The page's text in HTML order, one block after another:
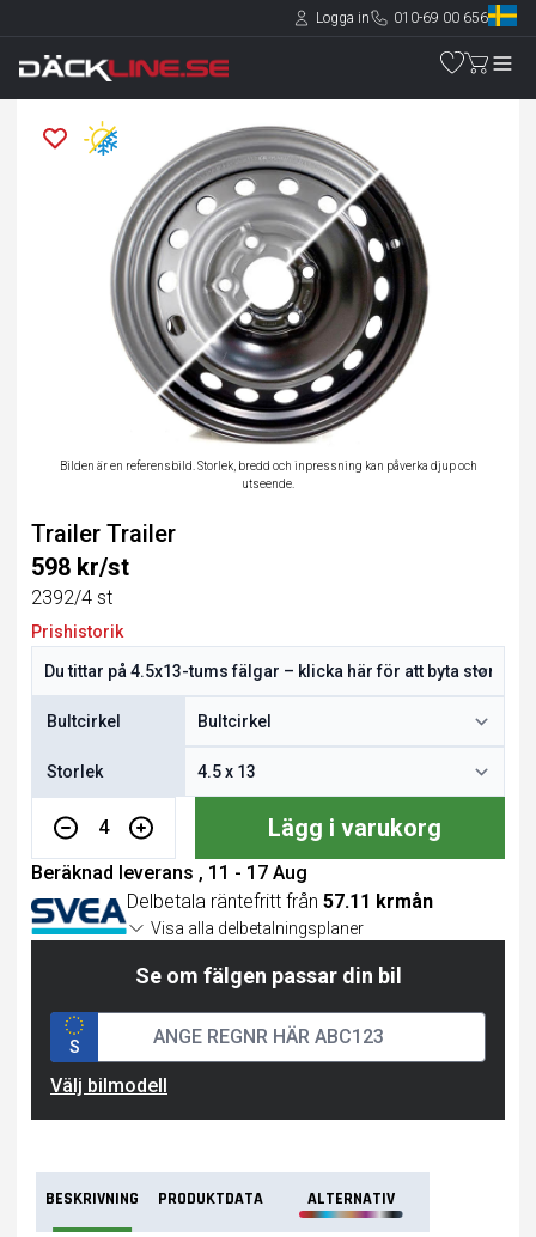
Logga in 010-69 00 656
Bilden är en referensbild. Storlek, bredd och inpressning kan påverka djup och
utseende.
Trailer Trailer
598 kr/st
2392/4 st
Prishistorik
Bultcirkel
Storlek
4 Lägg i varukorg
Beräknad leverans , 11 - 17 Aug
Delbetala räntefritt från 57.11 krmån
Visa alla delbetalningsplaner
Se om fälgen passar din bil
S
Välj bilmodell
BESKRIVNING PRODUKTDATA ALTERNATIV